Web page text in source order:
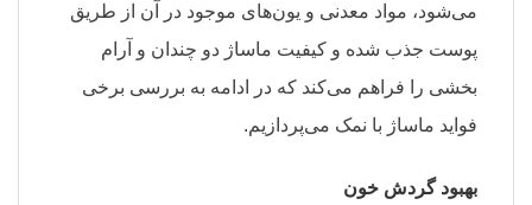
می‌شود، مواد معدنی و یون‌های موجود در آن از طریق
پوست جذب شده و کیفیت ماساژ دو چندان و آرام
بخشی را فراهم می‌کند که در ادامه به بررسی برخی
فواید ماساژ با نمک می‌پردازیم.
بهبود گردش خون